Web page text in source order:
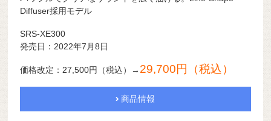
Diffuser採用モデル
SRS-XE300
発売日：2022年7月8日
価格改定：27,500円（税込）→ 29,700円（税込）
商品情報